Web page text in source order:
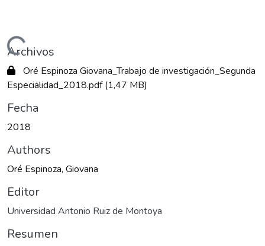
Cargando...
Archivos
Oré Espinoza Giovana_Trabajo de investigación_Segunda
Especialidad_2018.pdf(1,47 MB)
Fecha
2018
Authors
Oré Espinoza, Giovana
Editor
Universidad Antonio Ruiz de Montoya
Resumen